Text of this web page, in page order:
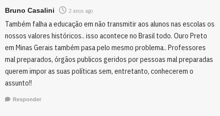
Bruno Casalini 2 anos ago
Também falha a educação em não transmitir aos alunos nas escolas os
nossos valores históricos.. isso acontece no Brasil todo. Ouro Preto
em Minas Gerais também pasa pelo mesmo problema.. Professores
mal preparados, órgãos publicos geridos por pessoas mal preparadas
querem impor as suas políticas sem, entretanto, conhecerem o
assunto!!
Responder